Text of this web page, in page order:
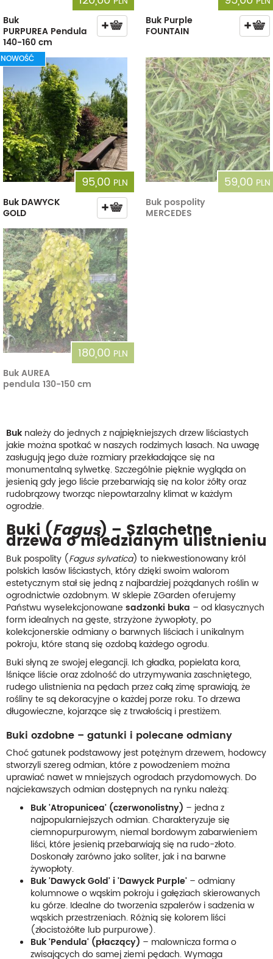
Buk
PURPUREA Pendula
140-160 cm
Buk Purple
FOUNTAIN
NOWOŚĆ
95,00 PLN
Buk DAWYCK
GOLD
59,00 PLN
Buk pospolity
MERCEDES
180,00 PLN
Buk AUREA
pendula 130-150 cm
Buk należy do jednych z najpiękniejszych drzew liściastych
jakie można spotkać w naszych rodzimych lasach. Na uwagę
zasługują jego duże rozmiary przekładające się na
monumentalną sylwetkę. Szczególnie pięknie wygląda on
jesienią gdy jego liście przebarwiają się na kolor żółty oraz
rudobrązowy tworząc niepowtarzalny klimat w każdym
ogrodzie.
Buki (Fagus) – Szlachetne
drzewa o miedzianym ulistnieniu
Buk pospolity (Fagus sylvatica) to niekwestionowany król
polskich lasów liściastych, który dzięki swoim walorom
estetycznym stał się jedną z najbardziej pożądanych roślin w
ogrodnictwie ozdobnym. W sklepie ZGarden oferujemy
Państwu wyselekcjonowane sadzonki buka – od klasycznych
form idealnych na gęste, strzyżone żywopłoty, po
kolekcjonerskie odmiany o barwnych liściach i unikalnym
pokroju, które staną się ozdobą każdego ogrodu.
Buki słyną ze swojej elegancji. Ich gładka, popielata kora,
lśniące liście oraz zdolność do utrzymywania zaschniętego,
rudego ulistnienia na pędach przez całą zimę sprawiają, że
rośliny te są dekoracyjne o każdej porze roku. To drzewa
długowieczne, kojarzące się z trwałością i prestiżem.
Buki ozdobne – gatunki i polecane odmiany
Choć gatunek podstawowy jest potężnym drzewem, hodowcy
stworzyli szereg odmian, które z powodzeniem można
uprawiać nawet w mniejszych ogrodach przydomowych. Do
najciekawszych odmian dostępnych na rynku należą:
Buk 'Atropunicea' (czerwonolistny) – jedna z
najpopularniejszych odmian. Charakteryzuje się
ciemnopurpurowym, niemal bordowym zabarwieniem
liści, które jesienią przebarwiają się na rudo-złoto.
Doskonały zarówno jako soliter, jak i na barwne
żywopłoty.
Buk 'Dawyck Gold' i 'Dawyck Purple' – odmiany
kolumnowe o wąskim pokroju i gałęziach skierowanych
ku górze. Idealne do tworzenia szpalerów i sadzenia w
wąskich przestrzeniach. Różnią się kolorem liści
(złocistożółte lub purpurowe).
Buk 'Pendula' (płaczący) – malownicza forma o
zwisających do samej ziemi pędach. Wymaga